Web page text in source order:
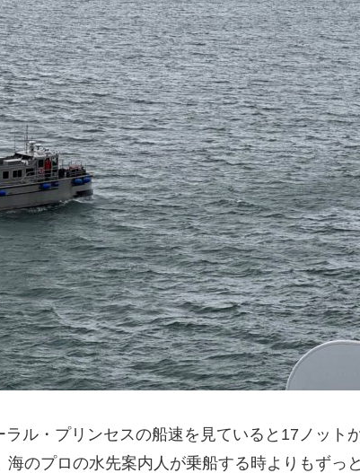
ル・プリンセスの船速を見ていると17ノット
のプロの水先案内人が乗船する時よりもずっ